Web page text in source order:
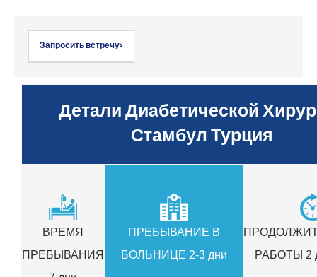
Запросить встречу>
Детали Диабетической
Стамбул Турция
ВРЕМЯ
ПРЕБЫВАНИЯ
ПРЕБЫВАНИЕ В
БОЛЬНИЦЕ 2-3 дни
РАБОТЫ 2